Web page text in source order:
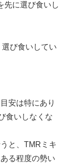
先に選び食いし
び食いしてい
安は特にあり
食いしなくな
と、TMRミキ
る程度の勢い